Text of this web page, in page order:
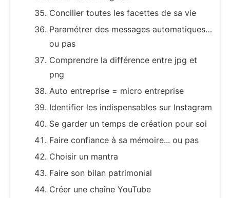
Concilier toutes les facettes de sa vie
Paramétrer des messages automatiques…
ou pas
Comprendre la différence entre jpg et
png
Auto entreprise = micro entreprise
Identifier les indispensables sur Instagram
Se garder un temps de création pour soi
Faire confiance à sa mémoire... ou pas
Choisir un mantra
Faire son bilan patrimonial
Créer une chaîne YouTube